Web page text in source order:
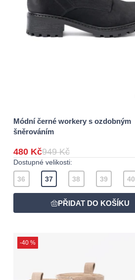
Módní černé workery s ozdobným
šněrováním
480 Kč949 Kč
Dostupné velikosti:
36 37 38 39 40
-40 %